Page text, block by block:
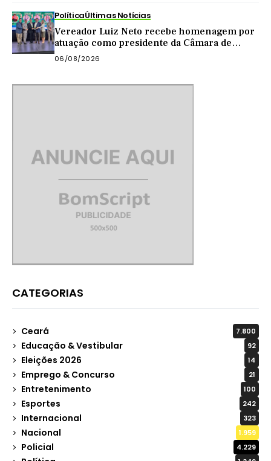
PolíticaÚltimas Notícias
Vereador Luiz Neto recebe homenagem por
atuação como presidente da Câmara de
Quixadá
06/08/2026
CATEGORIAS
Ceará 7.800
Educação & Vestibular 92
Eleições 2026 14
Emprego & Concurso 21
Entretenimento 100
Esportes 242
Internacional 323
Nacional 1.959
Policial 4.229